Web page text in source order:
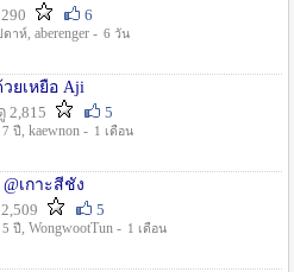
6
ดาห์, aberenger - 6 วัน
ยเหยื่อ Aji
2,815
5
7 ปี , kaewnon - 1 เดือน
@เกาะสีชัง
5
5 ปี , WongwootTun - 1 เดือน